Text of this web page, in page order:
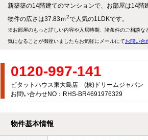
新築築の14階建てのマンションで、お部屋は14階
物件の広さは37.83ｍ2で人気の1LDKです。
※お部屋のもっと詳しい内容や入居時期、諸条件のご相談な
気になることが御座いましたらお気軽にメールにてお問い合
0120-997-141
ピタットハウス東大島店 (株)ドリームジャパン
お問い合わせNO：RHS-BR4691976329
物件基本情報